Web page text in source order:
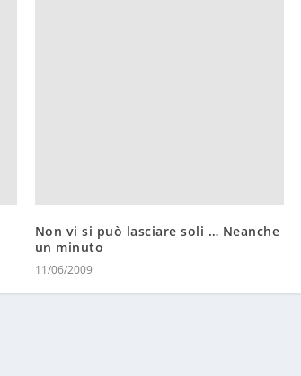
Non vi si può lasciare soli … Neanche
un minuto
11/06/2009